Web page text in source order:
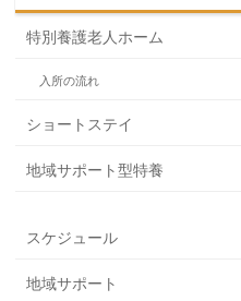
特別養護老人ホーム
入所の流れ
ショートステイ
地域サポート型特養
スケジュール
地域サポート